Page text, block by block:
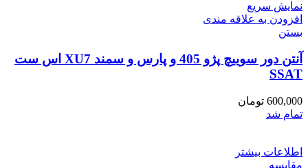
نمایش سریع
افزودن به علاقه مندی
بستن
آنتن دور سوییچ پژو 405 و پارس و سمند XU7 اس ست
SSAT
600,000 تومان
تمام شد
اطلاعات بیشتر
مقایسه